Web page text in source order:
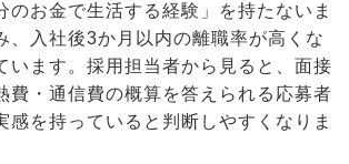
のお金で生活する経験」を持たないま
、入社後3か月以内の離職率が高くな
います。採用担当者から見ると、面接
費・通信費の概算を答えられる応募者
感を持っていると判断しやすくなりま